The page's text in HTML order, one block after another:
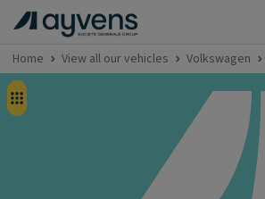
Home View all our vehicles Volkswagen